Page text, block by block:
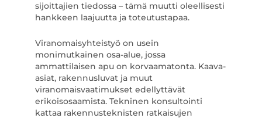
sijoittajien tiedossa – tämä muutti oleellisesti
hankkeen laajuutta ja toteutustapaa.
Viranomaisyhteistyö on usein
monimutkainen osa-alue, jossa
ammattilaisen apu on korvaamatonta. Kaava-
asiat, rakennusluvat ja muut
viranomaisvaatimukset edellyttävät
erikoisosaamista. Tekninen konsultointi
kattaa rakennusteknisten ratkaisujen